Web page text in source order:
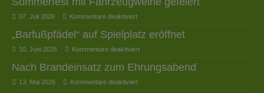
07. Juli 2026 Kommentare deaktiviert
„Barfußpfädel“ auf Spielplatz eröffnet
10. Juni 2026 Kommentare deaktiviert
Nach Brandeinsatz zum Ehrungsabend
13. Mai 2026 Kommentare deaktiviert